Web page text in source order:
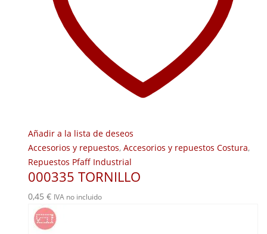
Añadir a la lista de deseos
Accesorios y repuestos, Accesorios y repuestos Costura,
Repuestos Pfaff Industrial
000335 TORNILLO
0,45 € IVA no incluido